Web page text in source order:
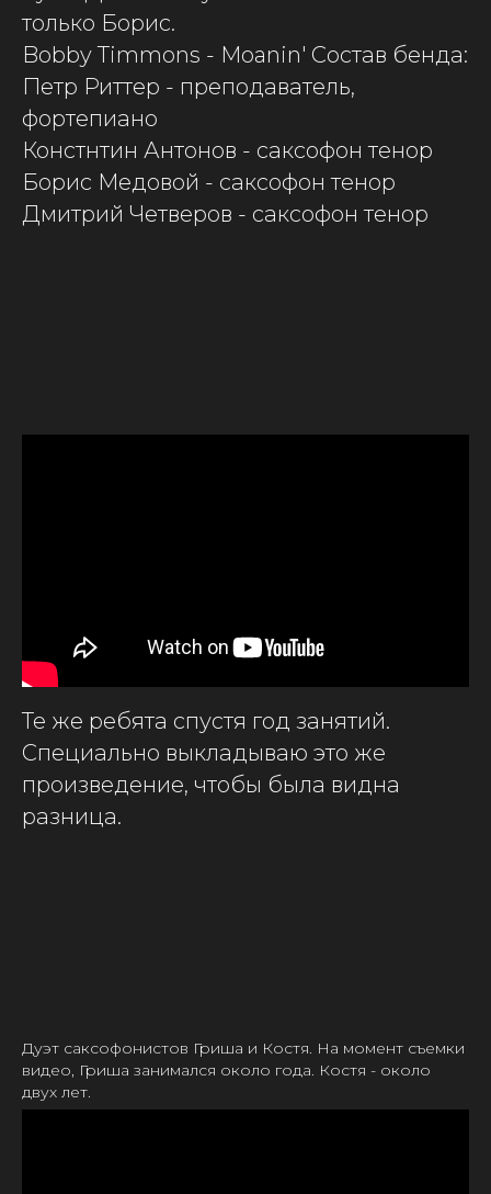
только Борис.
Bobby Timmons - Moanin' Состав бенда:
Петр Риттер - преподаватель,
фортепиано
Констнтин Антонов - саксофон тенор
Борис Медовой - саксофон тенор
Дмитрий Четверов - саксофон тенор
Те же ребята спустя год занятий.
Специально выкладываю это же
произведение, чтобы была видна
разница.
Дуэт саксофонистов Гриша и Костя. На момент съемки
видео, Гриша занимался около года. Костя - около
двух лет.